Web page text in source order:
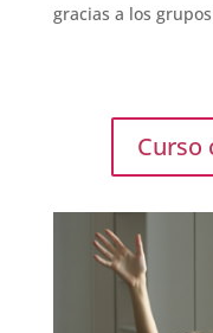
gracias a los
Curso